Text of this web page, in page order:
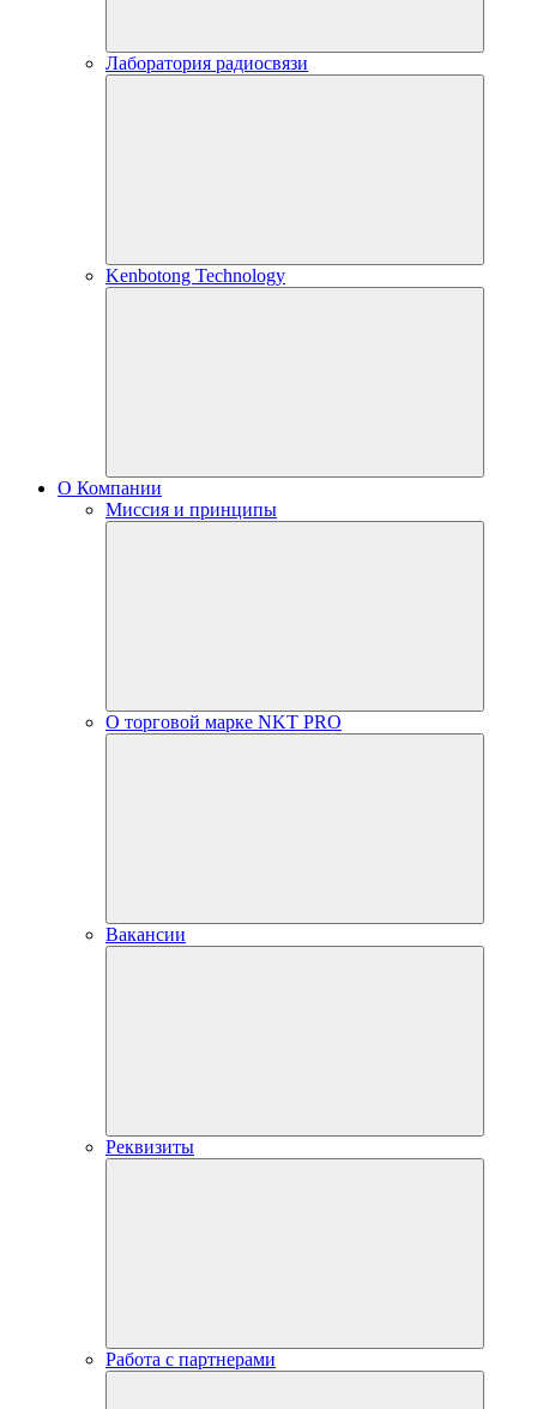
Лаборатория радиосвязи
Kenbotong Technology
О Компании
Миссия и принципы
О торговой марке NKT PRO
Вакансии
Реквизиты
Работа с партнерами